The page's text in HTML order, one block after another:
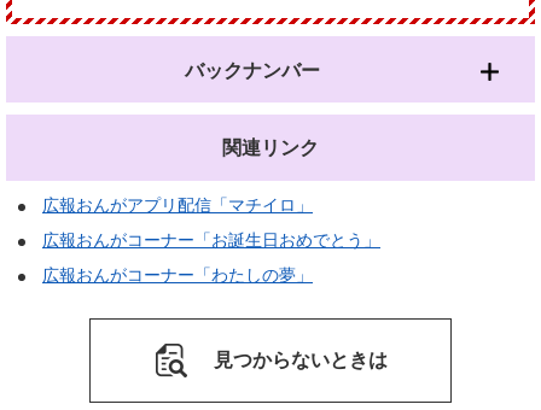
バックナンバー
関連リンク
広報おんがアプリ配信「マチイロ」
広報おんがコーナー「お誕生日おめでとう」
広報おんがコーナー「わたしの夢」
見つからないときは